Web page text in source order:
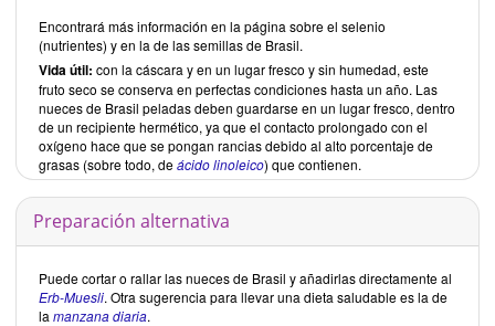
Encontrará más información en la página sobre el selenio
(nutrientes) y en la de las semillas de Brasil.
Vida útil: con la cáscara y en un lugar fresco y sin humedad, este
fruto seco se conserva en perfectas condiciones hasta un año. Las
nueces de Brasil peladas deben guardarse en un lugar fresco, dentro
de un recipiente hermético, ya que el contacto prolongado con el
oxígeno hace que se pongan rancias debido al alto porcentaje de
grasas (sobre todo, deácido linoleico) que contienen.
Preparación alternativa
Puede cortar o rallar las nueces de Brasil y añadirlas directamente al
Erb-Muesli. Otra sugerencia para llevar una dieta saludable es la de
la manzana diaria.